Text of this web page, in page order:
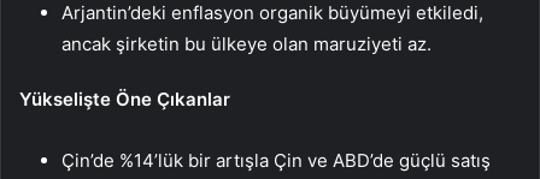
Arjantin’deki enflasyon organik büyümeyi etkiledi,
ancak şirketin bu ülkeye olan maruziyeti az.
Yükselişte Öne Çıkanlar
Çin’de %14’lük bir artışla Çin ve ABD’de güçlü satış